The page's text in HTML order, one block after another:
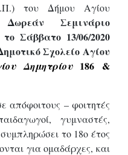
του Δήμου Αγίου
Δωρεάν Σεμινάριο
το Σάββατο 13/06/2020
Σχολείο Αγίου
Δημητρίου 186 &
απόφοιτους – φοιτητές
γυμναστές,
το 18ο έτος
γιαομαδάρχες, και